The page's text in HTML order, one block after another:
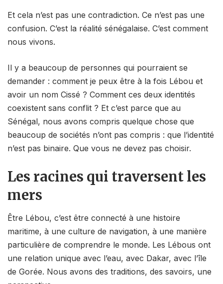
Et cela n’est pas une contradiction. Ce n’est pas une
confusion. C’est la réalité sénégalaise. C’est comment
nous vivons.
Il y a beaucoup de personnes qui pourraient se
demander : comment je peux être à la fois Lébou et
avoir un nom Cissé ? Comment ces deux identités
coexistent sans conflit ? Et c’est parce que au
Sénégal, nous avons compris quelque chose que
beaucoup de sociétés n’ont pas compris : que l’identité
n’est pas binaire. Que vous ne devez pas choisir.
Les racines qui traversent les
mers
Être Lébou, c’est être connecté à une histoire
maritime, à une culture de navigation, à une manière
particulière de comprendre le monde. Les Lébous ont
une relation unique avec l’eau, avec Dakar, avec l’île
de Gorée. Nous avons des traditions, des savoirs, une